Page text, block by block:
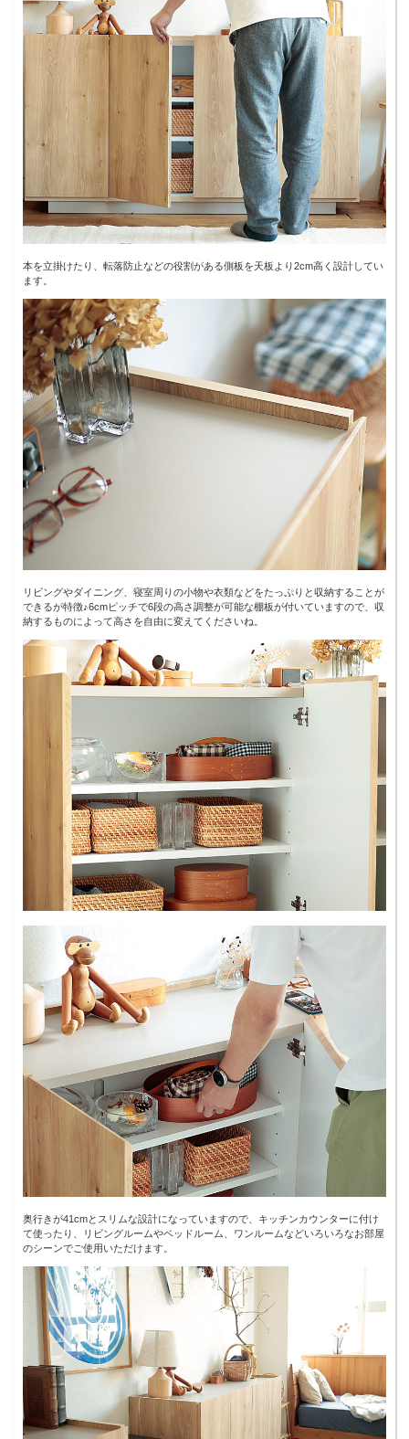
本を立掛けたり、転落防止などの役割がある側板を天板より2cm高く設計してい
ます。
リビングやダイニング、寝室周りの小物や衣類などをたっぷりと収納することが
できるが特徴♪6cmピッチで6段の高さ調整が可能な棚板が付いていますので、収
納するものによって高さを自由に変えてくださいね。
奥行きが41cmとスリムな設計になっていますので、キッチンカウンターに付け
て使ったり、リビングルームやベッドルーム、ワンルームなどいろいろなお部屋
のシーンでご使用いただけます。